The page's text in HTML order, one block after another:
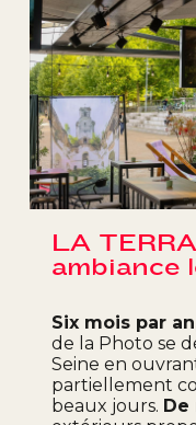
LA
ambiance
Six mois par
de la Photo se
Seine en
partiellement
beaux jours.